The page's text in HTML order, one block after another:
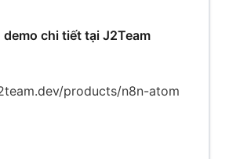
demo chi tiết tại J2Team
products/n8n-atom